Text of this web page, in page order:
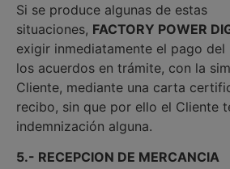
Si se produce algunas de estas
situaciones, FACTORY POWER
exigir inmediatamente el pago
los acuerdos en trámite, con la
Cliente, mediante una carta
recibo, sin que por ello el Cliente
indemnización alguna.
5.- RECEPCION DE MERCANCIA